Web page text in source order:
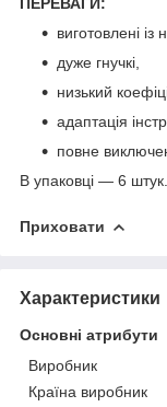
виготовлені із
дуже гнучкі,
низький
адаптація
повне
В упаковці — 6 штук.
Приховати
Характеристики
Основні атрибути
Виробник
Країна виробник